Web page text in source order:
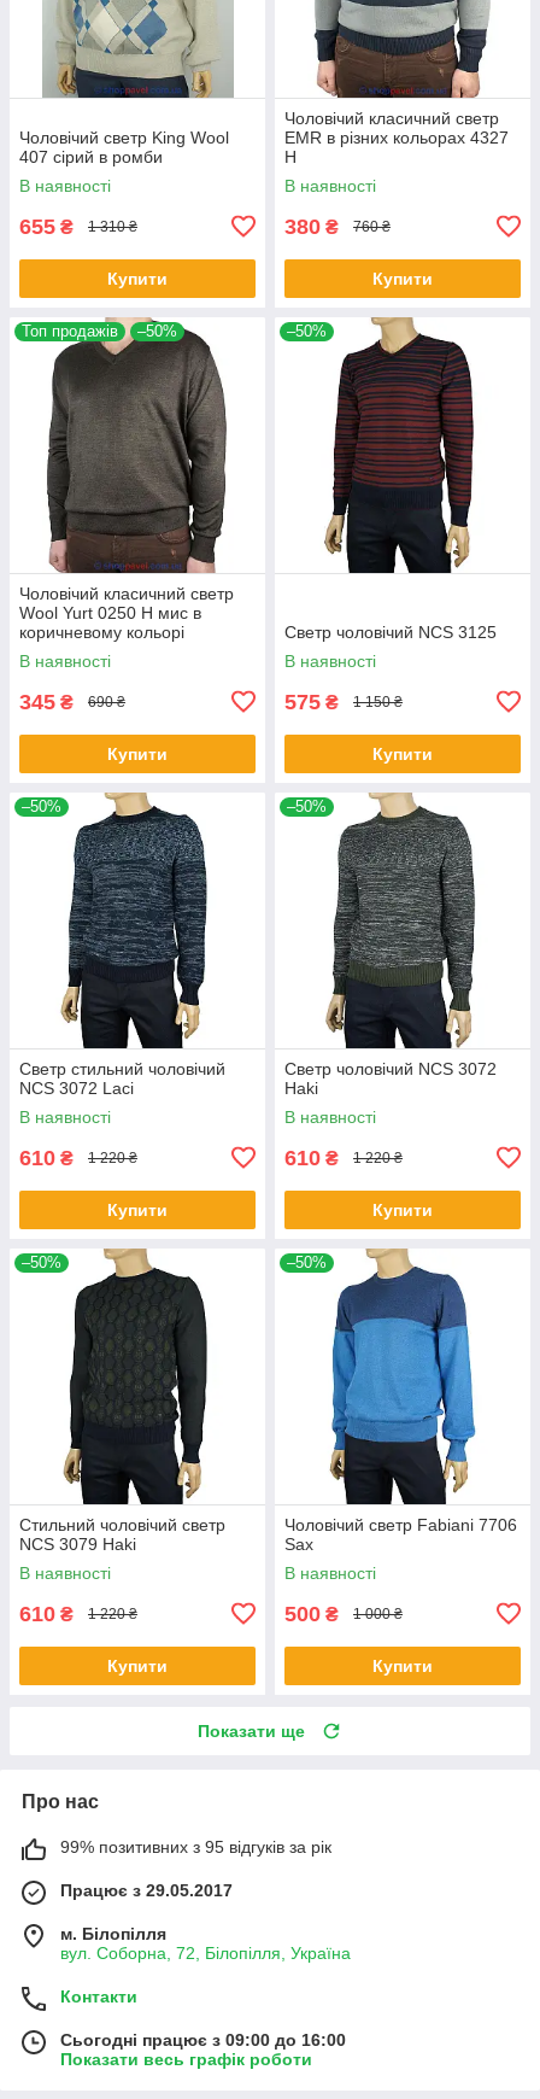
Чоловічий светр King Wool
407 сірий в ромби
В наявності
655 ₴ 1 310 ₴
Купити
Чоловічий класичний светр
EMR в різних кольорах 4327
Н
В наявності
380 ₴ 760 ₴
Купити
Топ продажів –50%
Чоловічий класичний светр
Wool Yurt 0250 Н мис в
коричневому кольорі
В наявності
345 ₴ 690 ₴
Купити
–50%
Светр чоловічий NCS 3125
В наявності
575 ₴ 1 150 ₴
Купити
–50%
Светр стильний чоловічий
NCS 3072 Laci
В наявності
610 ₴ 1 220 ₴
Купити
–50%
Светр чоловічий NCS 3072
Haki
В наявності
610 ₴ 1 220 ₴
Купити
–50%
Стильний чоловічий светр
NCS 3079 Haki
В наявності
610 ₴ 1 220 ₴
Купити
–50%
Чоловічий светр Fabiani 7706
Sax
В наявності
500 ₴ 1 000 ₴
Купити
Показати ще
Про нас
99% позитивних з 95 відгуків за рік
Працює з 29.05.2017
м. Білопілля
вул. Соборна, 72, Білопілля, Україна
Контакти
Сьогодні працює з 09:00 до 16:00
Показати весь графік роботи